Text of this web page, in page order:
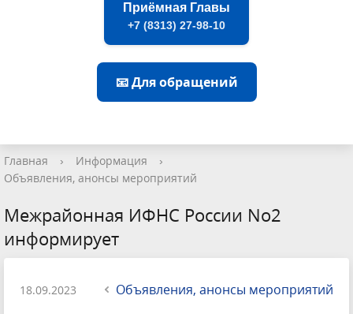
Приёмная Главы
+7 (8313) 27-98-10
📧 Для обращений
Главная › Информация
›
Объявления, анонсы мероприятий
Межрайонная ИФНС России No2
информирует
18.09.2023 Объявления, анонсы мероприятий